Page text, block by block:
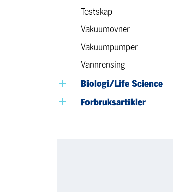
Testskap
Vakuumovner
Vakuumpumper
Vannrensing
Biologi/Life Science
Forbruksartikler